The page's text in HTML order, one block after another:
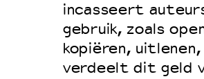
incasseert
gebruik, zoals
kopiëren, uitlenen,
verdeelt dit geld